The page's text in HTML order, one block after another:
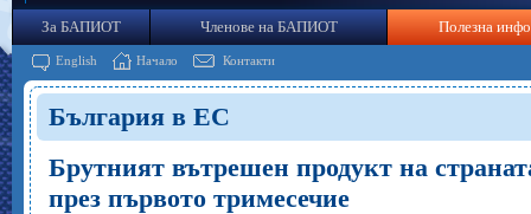
За БАПИОТ Членове на БАПИОТ Полезна
English Начало Контакти
България в ЕС
Брутният вътрешен продукт на
през първото тримесечие